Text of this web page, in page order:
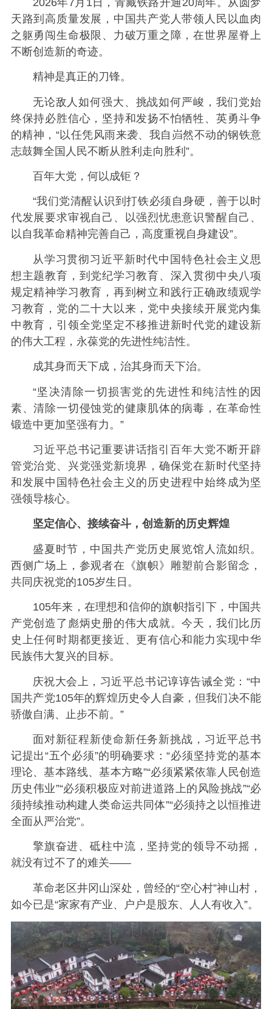
天路到高质量发展，中国共产党人带领人民以血肉
之躯勇闯生命极限、力破万重之障，在世界屋脊上
不断创造新的奇迹。
精神是真正的刀锋。
无论敌人如何强大、挑战如何严峻，我们党始
终保持必胜信心，坚持和发扬不怕牺牲、英勇斗争
的精神，“以任凭风雨来袭、我自岿然不动的钢铁意
志鼓舞全国人民不断从胜利走向胜利”。
百年大党，何以成钜？
“我们党清醒认识到打铁必须自身硬，善于以时
代发展要求审视自己、以强烈忧患意识警醒自己、
以自我革命精神完善自己，高度重视自身建设”。
从学习贯彻习近平新时代中国特色社会主义思
想主题教育，到党纪学习教育、深入贯彻中央八项
规定精神学习教育，再到树立和践行正确政绩观学
习教育，党的二十大以来，党中央接续开展党内集
中教育，引领全党坚定不移推进新时代党的建设新
的伟大工程，永葆党的先进性纯洁性。
成其身而天下成，治其身而天下治。
“坚决清除一切损害党的先进性和纯洁性的因
素、清除一切侵蚀党的健康肌体的病毒，在革命性
锻造中更加坚强有力。”
习近平总书记重要讲话指引百年大党不断开辟
管党治党、兴党强党新境界，确保党在新时代坚持
和发展中国特色社会主义的历史进程中始终成为坚
强领导核心。
坚定信心、接续奋斗，创造新的历史辉煌
盛夏时节，中国共产党历史展览馆人流如织。
西侧广场上，参观者在《旗帜》雕塑前合影留念，
共同庆祝党的105岁生日。
105年来，在理想和信仰的旗帜指引下，中国共
产党创造了彪炳史册的伟大成就。今天，我们比历
史上任何时期都更接近、更有信心和能力实现中华
民族伟大复兴的目标。
庆祝大会上，习近平总书记谆谆告诫全党：“中
国共产党105年的辉煌历史令人自豪，但我们决不能
骄傲自满、止步不前。”
面对新征程新使命新任务新挑战，习近平总书
记提出“五个必须”的明确要求：“必须坚持党的基本
理论、基本路线、基本方略”“必须紧紧依靠人民创造
历史伟业”“必须积极应对前进道路上的风险挑战”“必
须持续推动构建人类命运共同体”“必须持之以恒推进
全面从严治党”。
擎旗奋进、砥柱中流，坚持党的领导不动摇，
就没有过不了的难关——
革命老区井冈山深处，曾经的“空心村”神山村，
如今已是“家家有产业、户户是股东、人人有收入”。